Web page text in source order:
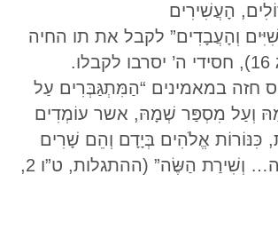
הָעֲשִׁירִים
וְהָעֲבָדִים” לקבל את תו החיה
(ההתגלות, י”ג 16), חסידי ה’ יסרבו לקבלו.
חזה במאמינים “הַמִּתְגַּבְּרִים עַל
וְעַל מִסְפַּר שְׁמָהּ, אשר עוֹמְדִים
כִּנּוֹרוֹת אֱלֹהִים בְּיָדָם וְהֵם שָׁרִים
אֶת שִׁירַת מֹשֶׁה… וְשִׁירַת הַשֶּׂה” (ההתגלות, ט”ו 2,